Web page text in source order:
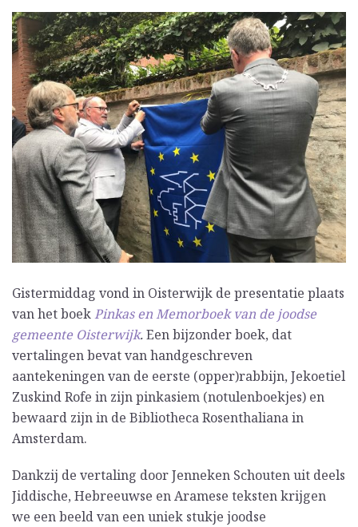
Gistermiddag vond in Oisterwijk de presentatie plaats
van het boekPinkas en Memorboek van de joodse
gemeente Oisterwijk.Een bijzonder boek, dat
vertalingen bevat van handgeschreven
aantekeningen van de eerste (opper)rabbijn, Jekoetiel
Zuskind Rofe in zijn pinkasiem (notulenboekjes) en
bewaard zijn in de Bibliotheca Rosenthaliana in
Amsterdam.
Dankzij de vertaling door Jenneken Schouten uit deels
Jiddische, Hebreeuwse en Aramese teksten krijgen
we een beeld van een uniek stukje joodse